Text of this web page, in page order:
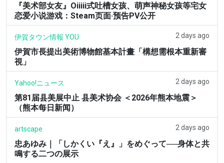
『美术部女友』Oiiiii式吐槽女孩、萌声神秘女孩等宅女
恋爱小说游戏：Steam页面·预告PV公开
伊賀タウン情報 YOU 2 days ago
伊賀市長提出美術博物館基本計畫「構想需根本重新審
視」
Yahoo!ニュース 2 days ago
第81届县美展中止 县美术协会 ＜2026年熊本地震＞
（熊本每日新闻）
artscape 2 days ago
忠あゆみ｜「しかくい『え』」をめぐって──身体と共
鳴する二つの展示